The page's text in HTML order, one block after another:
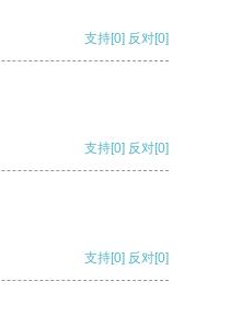
支持[0] 反对[0]
支持[0] 反对[0]
支持[0] 反对[0]